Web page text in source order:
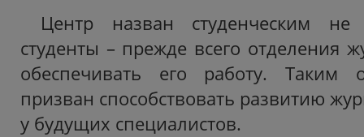
Центр назван студенческим
студенты – прежде всего отделения
обеспечивать его работу. Таким
призван способствовать развитию
у будущих специалистов.